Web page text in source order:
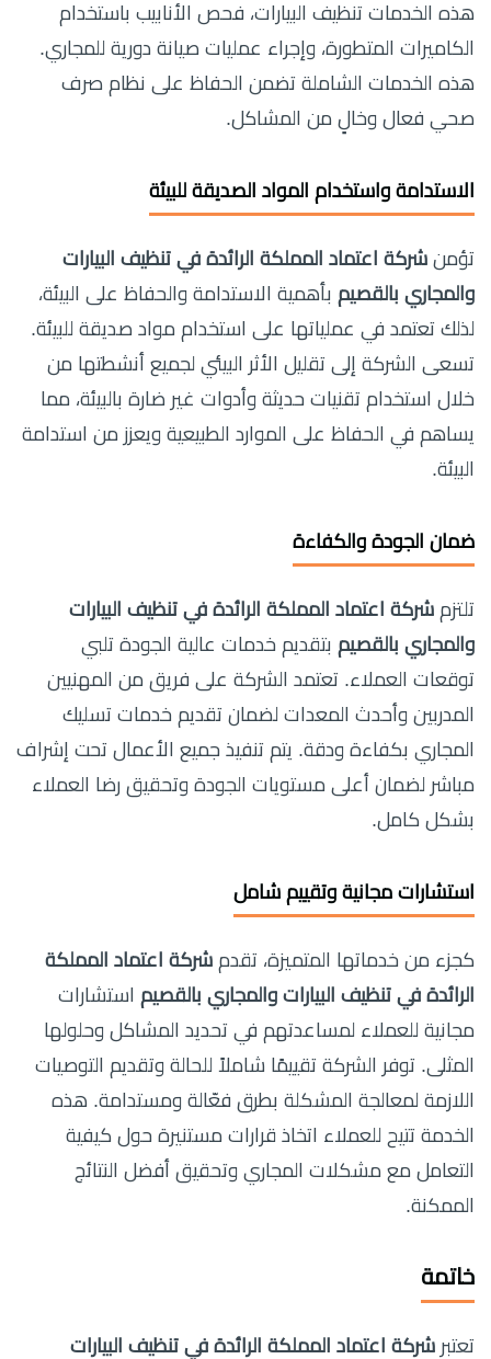
هذه الخدمات تنظيف البيارات، فحص الأنابيب باستخدام
الكاميرات المتطورة، وإجراء عمليات صيانة دورية للمجاري.
هذه الخدمات الشاملة تضمن الحفاظ على نظام صرف
صحي فعال وخالٍ من المشاكل.
الاستدامة واستخدام المواد الصديقة للبيئة
تؤمن شركة اعتماد المملكة الرائدة في تنظيف البيارات
والمجاري بالقصيم بأهمية الاستدامة والحفاظ على البيئة،
لذلك تعتمد في عملياتها على استخدام مواد صديقة للبيئة.
تسعى الشركة إلى تقليل الأثر البيئي لجميع أنشطتها من
خلال استخدام تقنيات حديثة وأدوات غير ضارة بالبيئة، مما
يساهم في الحفاظ على الموارد الطبيعية ويعزز من استدامة
البيئة.
ضمان الجودة والكفاءة
تلتزم شركة اعتماد المملكة الرائدة في تنظيف البيارات
والمجاري بالقصيم بتقديم خدمات عالية الجودة تلبي
توقعات العملاء. تعتمد الشركة على فريق من المهنيين
المدربين وأحدث المعدات لضمان تقديم خدمات تسليك
المجاري بكفاءة ودقة. يتم تنفيذ جميع الأعمال تحت إشراف
مباشر لضمان أعلى مستويات الجودة وتحقيق رضا العملاء
بشكل كامل.
استشارات مجانية وتقييم شامل
كجزء من خدماتها المتميزة، تقدم شركة اعتماد المملكة
الرائدة في تنظيف البيارات والمجاري بالقصيم استشارات
مجانية للعملاء لمساعدتهم في تحديد المشاكل وحلولها
المثلى. توفر الشركة تقييمًا شاملاً للحالة وتقديم التوصيات
اللازمة لمعالجة المشكلة بطرق فعّالة ومستدامة. هذه
الخدمة تتيح للعملاء اتخاذ قرارات مستنيرة حول كيفية
التعامل مع مشكلات المجاري وتحقيق أفضل النتائج
الممكنة.
خاتمة
تعتبر شركة اعتماد المملكة الرائدة في تنظيف البيارات